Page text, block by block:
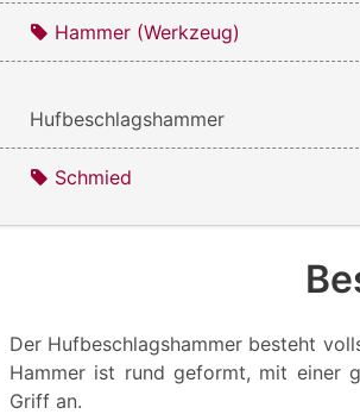
Hammer (Werkzeug)
Hufbeschlagshammer
Schmied
Der Hufbeschlagshammer besteht
Hammer ist rund geformt, mit einer
Griff an.